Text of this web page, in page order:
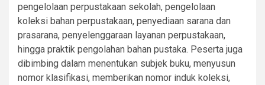
pengelolaan perpustakaan sekolah, pengelolaan
koleksi bahan perpustakaan, penyediaan sarana dan
prasarana, penyelenggaraan layanan perpustakaan,
hingga praktik pengolahan bahan pustaka. Peserta juga
dibimbing dalam menentukan subjek buku, menyusun
nomor klasifikasi, memberikan nomor induk koleksi,